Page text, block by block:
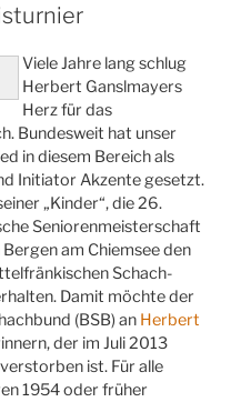
Viele Jahre lang schlug
Herbert Ganslmayers
Herz für das
Bundesweit hat unser
in diesem Bereich als
Initiator Akzente gesetzt.
„Kinder“, die 26.
Seniorenmeisterschaft
Bergen am Chiemsee den
Schach-
Damit möchte der
(BSB) an Herbert
der im Juli 2013
ist. Für alle
1954 oder früher